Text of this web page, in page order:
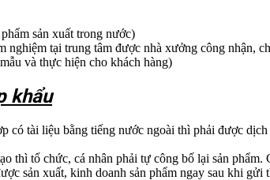
sản xuất trong nước)
nghiệm tại trung tâm được nhà xưởng công nhận,
và thực hiện cho khách hàng)
khẩu
có tài liệu bằng tiếng nước ngoài thì phải được
thì tổ chức, cá nhân phải tự công bố lại sản
sản xuất, kinh doanh sản phẩm ngay sau khi gửi